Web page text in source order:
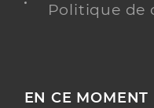
Politique de
EN CE MOMENT